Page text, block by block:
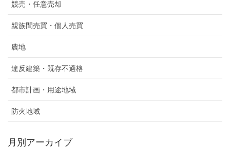
競売・任意売却
親族間売買・個人売買
農地
違反建築・既存不適格
都市計画・用途地域
防火地域
月別アーカイブ